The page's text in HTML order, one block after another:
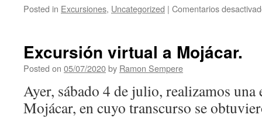
Posted in Excursiones, Uncategorized | Comentarios
Excursión virtual a Mojácar.
Posted on 05/07/2020by Ramon Sempere
Ayer, sábado 4 de julio, realizamos
Mojácar, en cuyo transcurso se